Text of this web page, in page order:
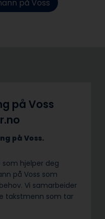
på Voss
på Voss
på Voss.
som hjelper deg
på Voss som
Vi samarbeider
takstmenn som tar